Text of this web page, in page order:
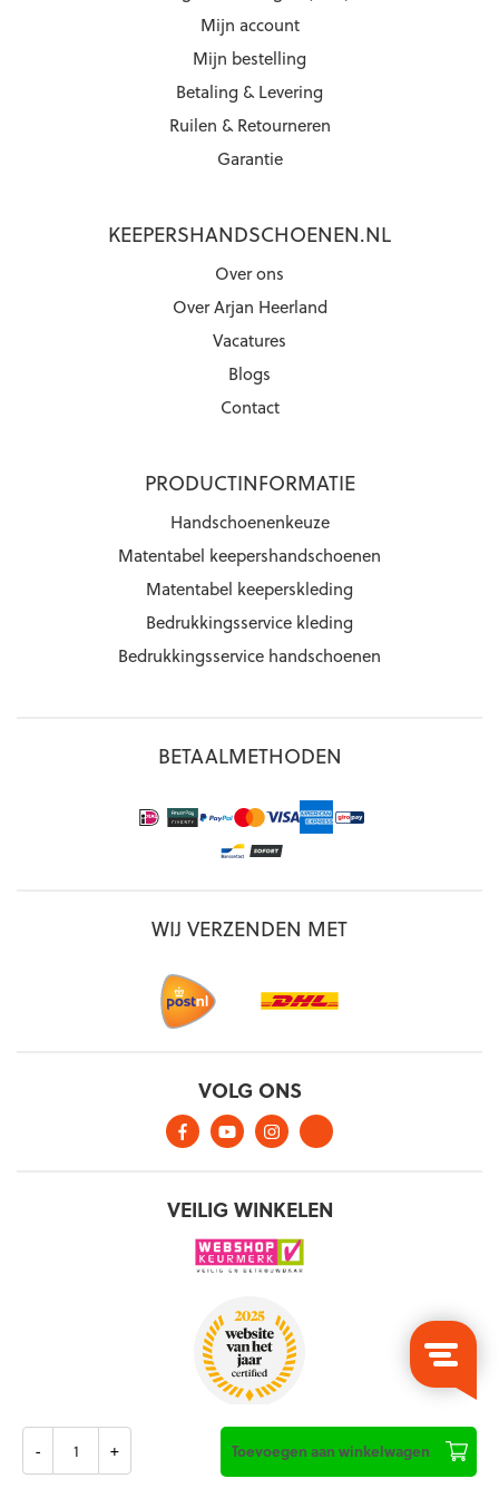
Toevoegen aan winkelwagen
Mijn account
Mijn bestelling
Betaling & Levering
Ruilen & Retourneren
Garantie
KEEPERSHANDSCHOENEN.NL
Over ons
Over Arjan Heerland
Vacatures
Blogs
Contact
PRODUCTINFORMATIE
Handschoenenkeuze
Matentabel keepershandschoenen
Matentabel keeperskleding
Bedrukkingsservice kleding
Bedrukkingsservice handschoenen
BETAALMETHODEN
WIJ VERZENDEN MET
Algemene voorwaarden
©2026, Keepershandschoenen.nl